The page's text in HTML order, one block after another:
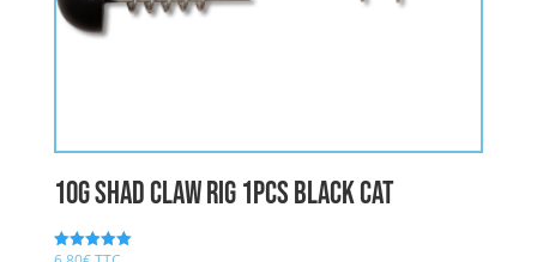
10g Shad Claw Rig 1pcs BLACK CAT